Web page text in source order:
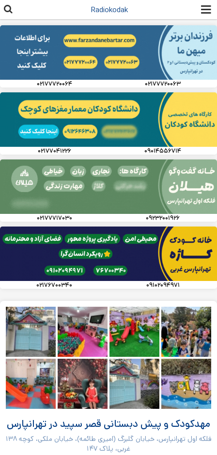
محتوای
Radiokodak
۰۲۱۷۷۷۲۰۰۶۳ ۰۲۱۷۷۷۲۰۰۶۴
۰۹۰۱۴۵۵۶۷۱۴ ۰۲۱۷۷۰۴۱۲۲۶
۰۹۲۳۲۰۰۱۹۲۶ ۰۲۱۷۷۷۱۷۰۳۰
۰۹۱۰۲۰۹۴۹۷۱ ۰۲۱۷۶۷۰۰۳۴۰
مهدکودک و پیش دبستانی قصر سپید در تهرانپارس
فلکه اول تهرانپارس، خیابان گلبرگ (امیری طائمه)، خیابان ملکی، کوچه ۱۳۸
غربی، پلاک ۱۴۷